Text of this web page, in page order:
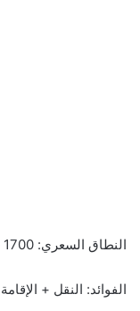
النطاق السعري: 1700 – 1800 درهم / شهر
الفوائد: النقل +